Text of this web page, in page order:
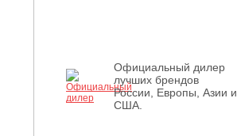
Официальный дилер
лучших брендов
России, Европы, Азии и
США.